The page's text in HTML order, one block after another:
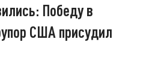
Победу в
США присудил